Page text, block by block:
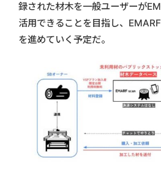
録された材木を一般ユーザーが
活用できることを目指し、
を進めていく予定だ。